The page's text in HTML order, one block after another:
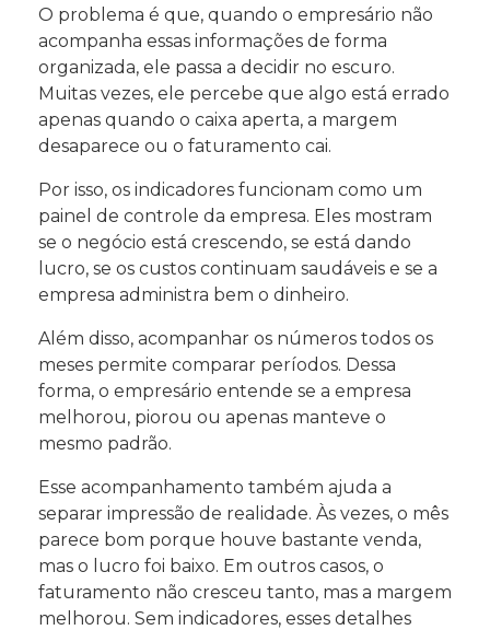
O problema é que, quando o empresário não
acompanha essas informações de forma
organizada, ele passa a decidir no escuro.
Muitas vezes, ele percebe que algo está errado
apenas quando o caixa aperta, a margem
desaparece ou o faturamento cai.
Por isso, os indicadores funcionam como um
painel de controle da empresa. Eles mostram
se o negócio está crescendo, se está dando
lucro, se os custos continuam saudáveis e se a
empresa administra bem o dinheiro.
Além disso, acompanhar os números todos os
meses permite comparar períodos. Dessa
forma, o empresário entende se a empresa
melhorou, piorou ou apenas manteve o
mesmo padrão.
Esse acompanhamento também ajuda a
separar impressão de realidade. Às vezes, o mês
parece bom porque houve bastante venda,
mas o lucro foi baixo. Em outros casos, o
faturamento não cresceu tanto, mas a margem
melhorou. Sem indicadores, esses detalhes